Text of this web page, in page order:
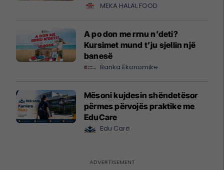
MEKA HALAL FOOD
A po don me rrnu n’deti?
Kursimet mund t’ju sjellin një
banesë
Banka Ekonomike
Mësoni kujdesin shëndetësor
përmes përvojës praktike me
EduCare
Edu Care